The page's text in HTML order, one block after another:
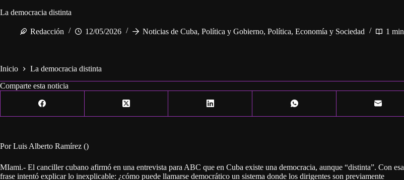
La democracia distinta
Redacción 12/05/2026 Noticias de Cuba, Política y Gobierno, Política, Economía y Sociedad 1 min
Inicio
La democracia distinta
Comparte esta noticia
Por Luis Alberto Ramírez ()
MIami.- El canciller cubano afirmó en una entrevista para ABC que en Cuba existe una democracia, aunque “distinta”. Con esa
frase intentó explicar lo inexplicable: ¿cómo puede llamarse democrático un sistema donde los dirigentes son previamente